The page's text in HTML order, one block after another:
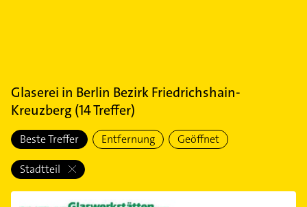
Glaserei in Berlin Bezirk Friedrichshain-
Kreuzberg (14Treffer)
Beste Treffer Entfernung Geöffnet
Stadtteil